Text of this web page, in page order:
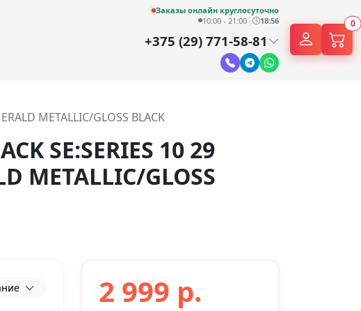
Заказы онлайн круглосуточно
10:00 - 21:00 | 18:56
+375 (29) 771-58-81
0
METALLIC/GLOSS BLACK
SE:SERIES 10 29
METALLIC/GLOSS
2 999 р.